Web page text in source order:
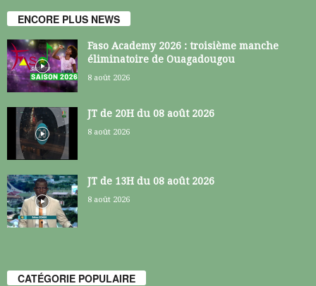
ENCORE PLUS NEWS
Faso Academy 2026 : troisième manche
éliminatoire de Ouagadougou
8 août 2026
JT de 20H du 08 août 2026
8 août 2026
JT de 13H du 08 août 2026
8 août 2026
CATÉGORIE POPULAIRE